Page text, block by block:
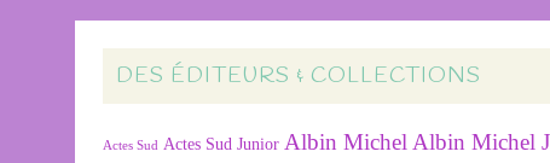
DES ÉDITEURS & COLLECTIONS
Actes Sud Actes Sud Junior Albin Michel Albin Michel